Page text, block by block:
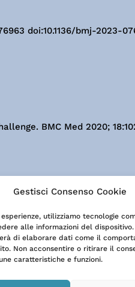
Gestisci Consenso Cookie
utilizziamo tecnologie
alle informazioni del
di elaborare dati come il
Non acconsentire o ritirare il
caratteristiche e funzioni.
doi:10.1136/bmj-2023-
BMC Med 2020;